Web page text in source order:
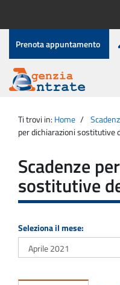
contenuto
Menu
di
servizio
Prenota appuntamento
Agenzia
Entrate
principale
Ti trovi in: Home
per dichiarazioni sostitutive
Scadenze
sostitutive
Seleziona il mese: